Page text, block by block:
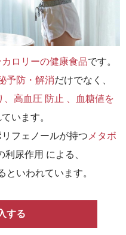
ロリーの健康食品です。
予防・解消だけでなく、
高血圧 防止 、血糖値を
います。
フェノールが持つ メタボ
尿作用 による、
といわれています。
する